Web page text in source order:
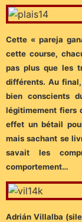
Cette « pareja
cette course,
pas plus que les
différents. Au
bien conscients
légitimement fiers
effet un bétail
mais sachant se
savait les
comportement…
Adrián Villalba